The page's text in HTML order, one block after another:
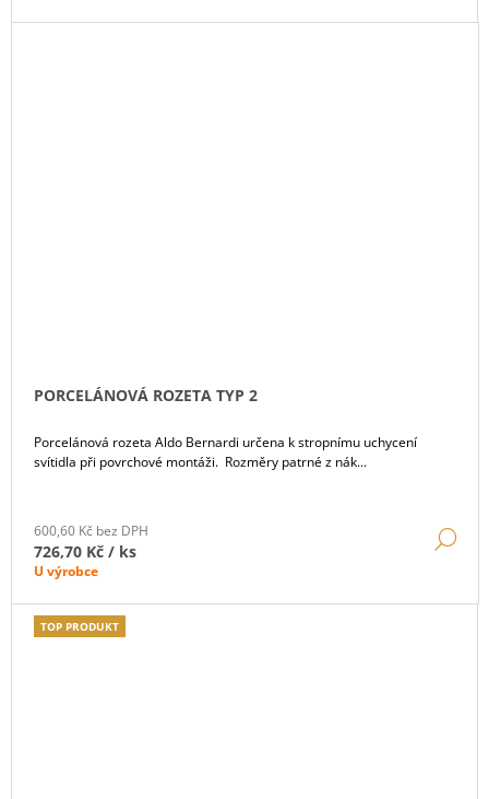
PORCELÁNOVÁ ROZETA TYP 2
Porcelánová rozeta Aldo Bernardi určena k stropnímu uchycení
svítidla při povrchové montáži. Rozměry patrné z nák...
600,60 Kč bez DPH
726,70 Kč / ks
U výrobce
TOP PRODUKT